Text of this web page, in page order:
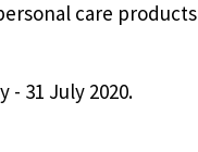
care products
31 July 2020.